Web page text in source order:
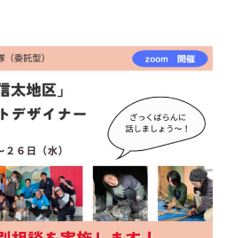
市町村を探す
移住者インタビュー
地域おこし協力隊